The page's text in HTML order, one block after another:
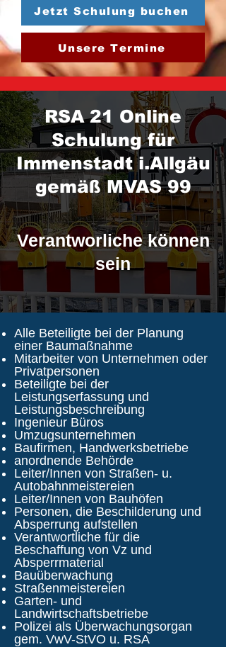
Jetzt Schulung buchen
Unsere Termine
RSA 21 Online
Schulung für
Immenstadt i.Allgäu
gemäß MVAS 99
Verantworliche können
sein
Alle Beteiligte bei der Planung
einer Baumaßnahme
Mitarbeiter von Unternehmen oder
Privatpersonen
Beteiligte bei der
Leistungserfassung und
Leistungsbeschreibung
Ingenieur Büros
Umzugsunternehmen
Baufirmen, Handwerksbetriebe
anordnende Behörde
Leiter/Innen von Straßen- u.
Autobahnmeistereien
Leiter/Innen von Bauhöfen
Personen, die Beschilderung und
Absperrung aufstellen
Verantwortliche für die
Beschaffung von Vz und
Absperrmaterial
Bauüberwachung
Straßenmeistereien
Garten- und
Landwirtschaftsbetriebe
Polizei als Überwachungsorgan
gem. VwV-StVO u. RSA